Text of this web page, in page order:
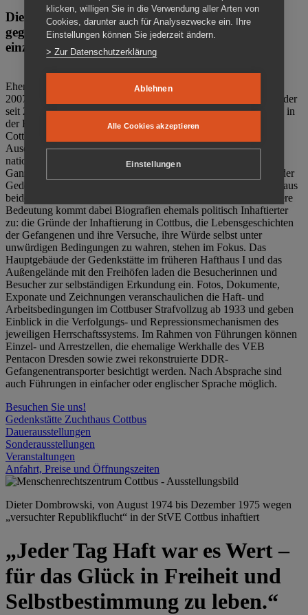
Die Gedenkstätte Zuchthaus Cottbus ist ein Ort
gegen das Vergessen. Anschaulich, nah und
einzigartig.
Ehemalige politische Häftlinge der DDR gründeten im Oktober
2007 den Verein Menschenrechtszentrum Cottbus e. V. (MRZ), der
seit 2011 Eigentümer des ehemaligen Gefängnisses (1860-2002) in
der Bautzener Straße und Träger der Gedenkstätte Zuchthaus
Cottbus ist. Im Zentrum der Arbeit der Gedenkstätte steht die
Auseinandersetzung mit politischem Unrecht während der
nationalsozialistischen Terrorherrschaft und der SED-Diktatur.
Ganzjährig zeigen mehrere Dauer- und Sonderausstellungen in der
Gedenkstätte Zuchthaus Cottbus Beispiele politischen Unrechts aus
beiden deutschen Diktaturen des 20. Jahrhunderts. Eine besondere
Bedeutung kommt dabei Biografien ehemals politisch Inhaftierter
zu: die Gründe der Inhaftierung in Cottbus, die Lebensgeschichten
der Gefangenen und ihre Versuche, ihre Würde selbst unter
unwürdigen Bedingungen zu wahren, stehen im Fokus. Das
Hauptgebäude der Gedenkstätte im früheren Hafthaus I und das
Außengelände mit den Freihöfen laden die Besucherinnen und
Besucher zur selbständigen Erkundung ein. Fotos, Dokumente,
Exponate und Zeichnungen veranschaulichen die Haft- und
Arbeitsbedingungen im Cottbuser Strafvollzug ab 1933 und geben
Einblick in die Verfolgungs- und Repressionsmechanismen des
jeweiligen Herrschaftssystems. Im Rahmen von Führungen können
Einzel- und Arrestzellen, die ehemalige Werkhalle des VEB
Pentacon Dresden sowie zwei rekonstruierte DDR-
Gefangenentransporter besichtigt werden. Nach Absprache sind
auch Führungen in einfacher oder englischer Sprache möglich.
Besuchen Sie uns!
Gedenkstätte Zuchthaus Cottbus
Dauerausstellungen
Sonderausstellungen
Veranstaltungen
Anfahrt, Preise und Öffnungszeiten
Dieter Dombrowski, von August 1974 bis Dezember 1975 wegen
„versuchter Republikflucht“ in der StVE Cottbus inhaftiert
„Jeder Tag Haft war es Wert –
für das Glück in Freiheit und
Selbstbestimmung zu leben.“
klicken, willigen Sie in die Verwendung aller Arten von
Cookies, darunter auch für Analysezwecke ein. Ihre
Einstellungen können Sie jederzeit ändern.
> Zur Datenschutzerklärung
Ablehnen
Alle Cookies akzeptieren
Einstellungen